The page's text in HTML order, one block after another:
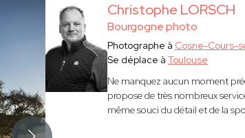
Christophe LORSCH
Bourgogne photo
Photographe à Cosne-Cours-
Se déplace à Toulouse
Ne manquez aucun moment
propose de très nombreux
même souci du détail et de la